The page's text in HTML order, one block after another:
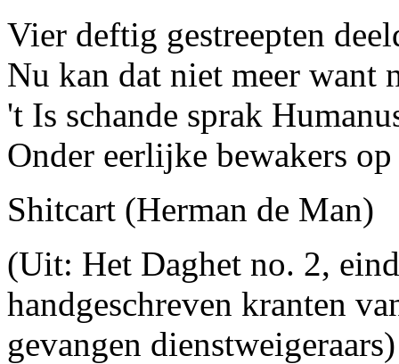
Vier deftig gestreepten
Nu kan dat niet meer want
't Is schande sprak
Onder eerlijke bewakers
Shitcart (Herman de Man)
(Uit: Het Daghet no. 2,
handgeschreven kranten
gevangen dienstweigeraars)